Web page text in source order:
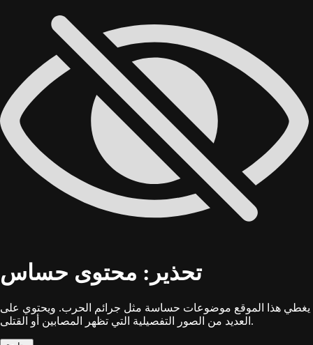
تحذير: محتوى حساس
يغطي هذا الموقع موضوعات حساسة مثل جرائم الحرب. ويحتوي على
العديد من الصور التفصيلية التي تظهر المصابين أو القتلى.